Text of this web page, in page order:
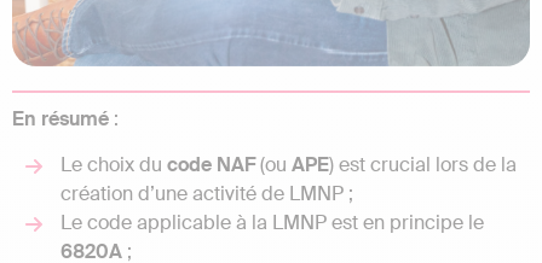
En résumé :
Le choix du code NAF(ou APE) est crucial lors de la
création d’une activité de LMNP ;
Le code applicable à la LMNP est en principe le
6820A ;